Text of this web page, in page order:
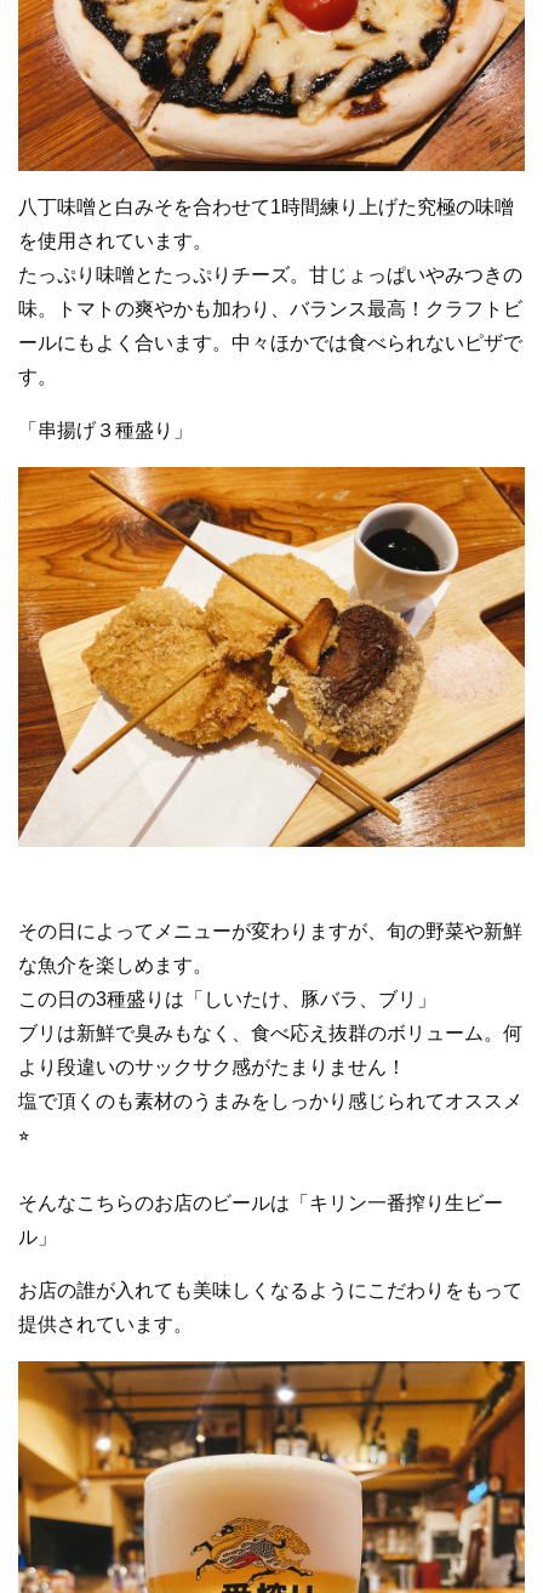
八丁味噌と白みそを合わせて1時間練り上げた究極の味噌
を使用されています。
たっぷり味噌とたっぷりチーズ。甘じょっぱいやみつきの
味。トマトの爽やかも加わり、バランス最高！クラフトビ
ールにもよく合います。中々ほかでは食べられないピザで
す。
「串揚げ３種盛り」
その日によってメニューが変わりますが、旬の野菜や新鮮
な魚介を楽しめます。
この日の3種盛りは「しいたけ、豚バラ、ブリ」
ブリは新鮮で臭みもなく、食べ応え抜群のボリューム。何
より段違いのサックサク感がたまりません！
塩で頂くのも素材のうまみをしっかり感じられてオススメ
⭐︎
そんなこちらのお店のビールは「キリン一番搾り生ビー
ル」
お店の誰が入れても美味しくなるようにこだわりをもって
提供されています。